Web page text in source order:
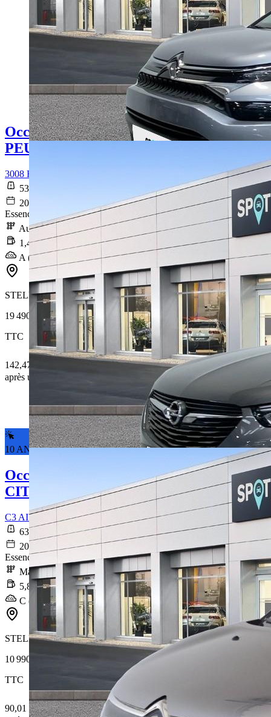
Occasion
PEUGEOT 3008
3008 Hybrid 225 e-EAT8 Allure Pack
53 570 km
2021-07-29
Essence / Courant électrique
Automatique
1,4 l/100km
A (31 g/km)
STELLANTIS &YOU LYON CARRÉ DE SOIE
19 490 €
TTC
142,47 € /Mois
après un premier loyer de 5 847 €
10 ANS DE GARANTIE*
Occasion
CITROEN C3 AIRCROSS
C3 AIRCROSS PureTech 110 S&S BVM6 Feel Pack
63 012 km
2021-12-30
Essence sans plomb
Manuelle
5,8 l/100km
C (131 g/km)
STELLANTIS &YOU LYON VÉNISSIEUX ÉTATS-UNIS
10 990 €
TTC
90,01 € /Mois